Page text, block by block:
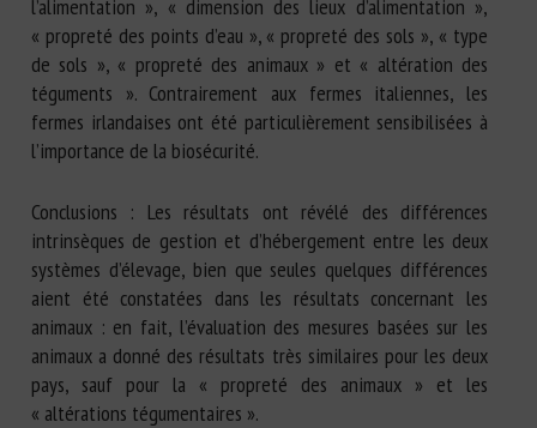
l’alimentation », « dimension des lieux d’alimentation »,
« propreté des points d’eau », « propreté des sols », « type
de sols », « propreté des animaux » et « altération des
téguments ». Contrairement aux fermes italiennes, les
fermes irlandaises ont été particulièrement sensibilisées à
l’importance de la biosécurité.
Conclusions : Les résultats ont révélé des différences
intrinsèques de gestion et d’hébergement entre les deux
systèmes d’élevage, bien que seules quelques différences
aient été constatées dans les résultats concernant les
animaux : en fait, l’évaluation des mesures basées sur les
animaux a donné des résultats très similaires pour les deux
pays, sauf pour la « propreté des animaux » et les
« altérations tégumentaires ».